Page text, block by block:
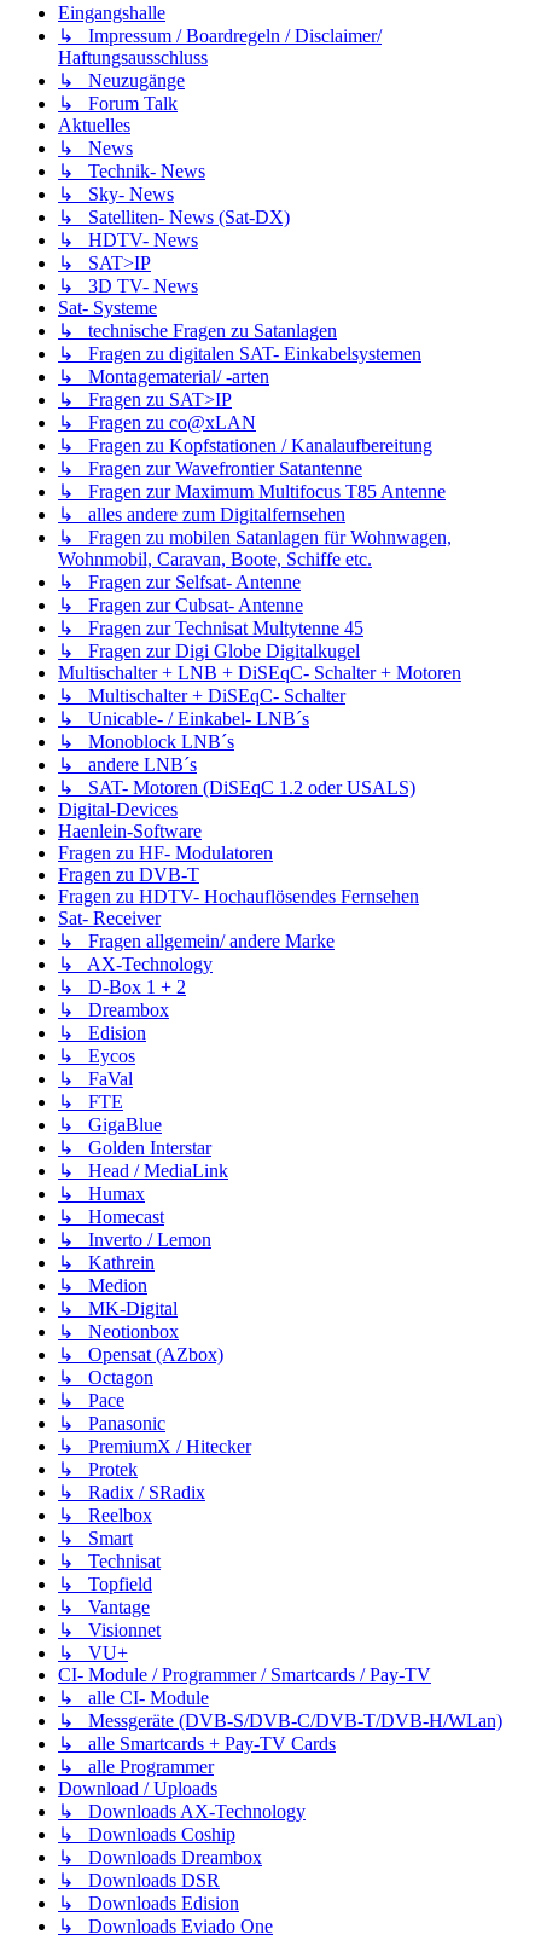
Eingangshalle
↳ Impressum / Boardregeln / Disclaimer/
Haftungsausschluss
↳ Neuzugänge
↳ Forum Talk
Aktuelles
↳ News
↳ Technik- News
↳ Sky- News
↳ Satelliten- News (Sat-DX)
↳ HDTV- News
↳ SAT>IP
↳ 3D TV- News
Sat- Systeme
↳ technische Fragen zu Satanlagen
↳ Fragen zu digitalen SAT- Einkabelsystemen
↳ Montagematerial/ -arten
↳ Fragen zu SAT>IP
↳ Fragen zu co@xLAN
↳ Fragen zu Kopfstationen / Kanalaufbereitung
↳ Fragen zur Wavefrontier Satantenne
↳ Fragen zur Maximum Multifocus T85 Antenne
↳ alles andere zum Digitalfernsehen
↳ Fragen zu mobilen Satanlagen für Wohnwagen,
Wohnmobil, Caravan, Boote, Schiffe etc.
↳ Fragen zur Selfsat- Antenne
↳ Fragen zur Cubsat- Antenne
↳ Fragen zur Technisat Multytenne 45
↳ Fragen zur Digi Globe Digitalkugel
Multischalter + LNB + DiSEqC- Schalter + Motoren
↳ Multischalter + DiSEqC- Schalter
↳ Unicable- / Einkabel- LNB´s
↳ Monoblock LNB´s
↳ andere LNB´s
↳ SAT- Motoren (DiSEqC 1.2 oder USALS)
Digital-Devices
Haenlein-Software
Fragen zu HF- Modulatoren
Fragen zu DVB-T
Fragen zu HDTV- Hochauflösendes Fernsehen
Sat- Receiver
↳ Fragen allgemein/ andere Marke
↳ AX-Technology
↳ D-Box 1 + 2
↳ Dreambox
↳ Edision
↳ Eycos
↳ FaVal
↳ FTE
↳ GigaBlue
↳ Golden Interstar
↳ Head / MediaLink
↳ Humax
↳ Homecast
↳ Inverto / Lemon
↳ Kathrein
↳ Medion
↳ MK-Digital
↳ Neotionbox
↳ Opensat (AZbox)
↳ Octagon
↳ Pace
↳ Panasonic
↳ PremiumX / Hitecker
↳ Protek
↳ Radix / SRadix
↳ Reelbox
↳ Smart
↳ Technisat
↳ Topfield
↳ Vantage
↳ Visionnet
↳ VU+
CI- Module / Programmer / Smartcards / Pay-TV
↳ alle CI- Module
↳ Messgeräte (DVB-S/DVB-C/DVB-T/DVB-H/WLan)
↳ alle Smartcards + Pay-TV Cards
↳ alle Programmer
Download / Uploads
↳ Downloads AX-Technology
↳ Downloads Coship
↳ Downloads Dreambox
↳ Downloads DSR
↳ Downloads Edision
↳ Downloads Eviado One